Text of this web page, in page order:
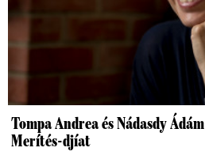
Tompa Andrea és Nádasdy
Merítés-djíat